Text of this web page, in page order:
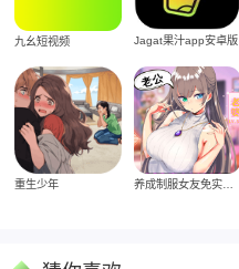
九幺短视频 Jagat果汁app安卓版
重生少年